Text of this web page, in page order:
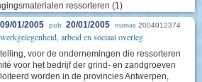
ressorteren (1)
09/01/2005 pub. 20/01/2005 numac 2004012374
arbeid en sociaal overleg
voor de ondernemingen die ressorteren
voor het bedrijf der grind- en zandgroeven
worden in de provincies Antwerpen,